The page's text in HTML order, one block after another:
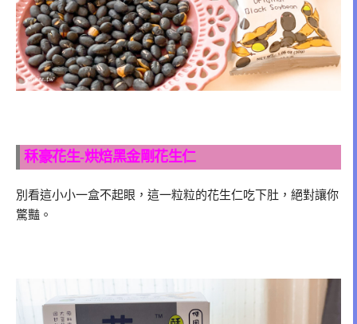
秝豪花生-烘焙黑金剛花生仁
別看這小小一盒不起眼，這一粒粒的花生仁吃下肚，絕對讓你
驚豔。